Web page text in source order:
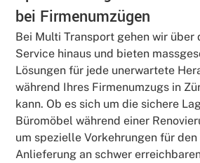
bei Firmenumzügen
Bei Multi Transport gehen wir über
Service hinaus und bieten
Lösungen für jede unerwartete
während Ihres Firmenumzugs in
kann. Ob es sich um die sichere
Büromöbel während einer
um spezielle Vorkehrungen für
Anlieferung an schwer